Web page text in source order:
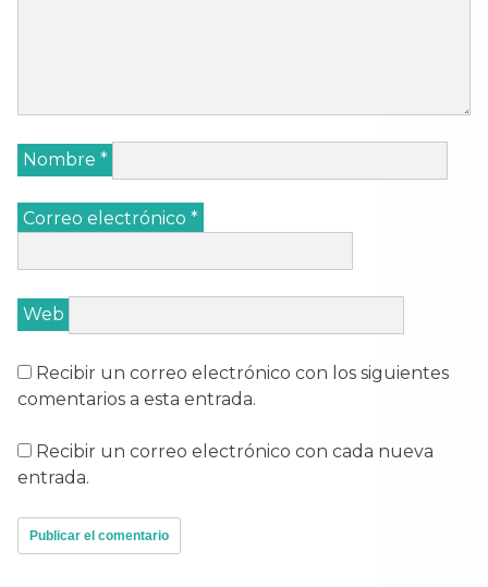
Nombre *
Correo electrónico *
Web
Recibir un correo electrónico con los siguientes
comentarios a esta entrada.
Recibir un correo electrónico con cada nueva
entrada.